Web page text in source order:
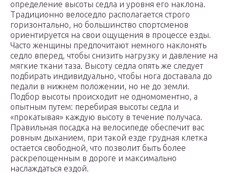
определение высоты седла и уровня его наклона.
Традиционно велоседло располагается строго
горизонтально, но большинство спортсменов
ориентируется на свои ощущения в процессе езды.
Часто женщины предпочитают немного наклонять
седло вперед, чтобы снизить нагрузку и давление на
мягкие ткани таза. Высоту седла опять же следует
подбирать индивидуально, чтобы нога доставала до
педали в нижнем положении, но не до земли.
Подбор высоты происходит не одномоментно, а
опытным путем: перебирая высоты седла и
«прокатывая» каждую высоту в течение получаса.
Правильная посадка на велосипеде обеспечит вас
ровным дыханием, при такой езде грудная клетка
остается свободной, что позволит быть более
раскрепощенным в дороге и максимально
наслаждаться ездой.